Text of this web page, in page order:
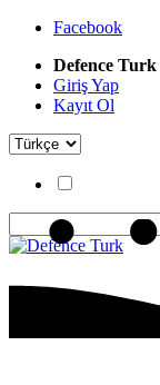
Facebook
Defence Turk
Giriş Yap
Kayıt Ol